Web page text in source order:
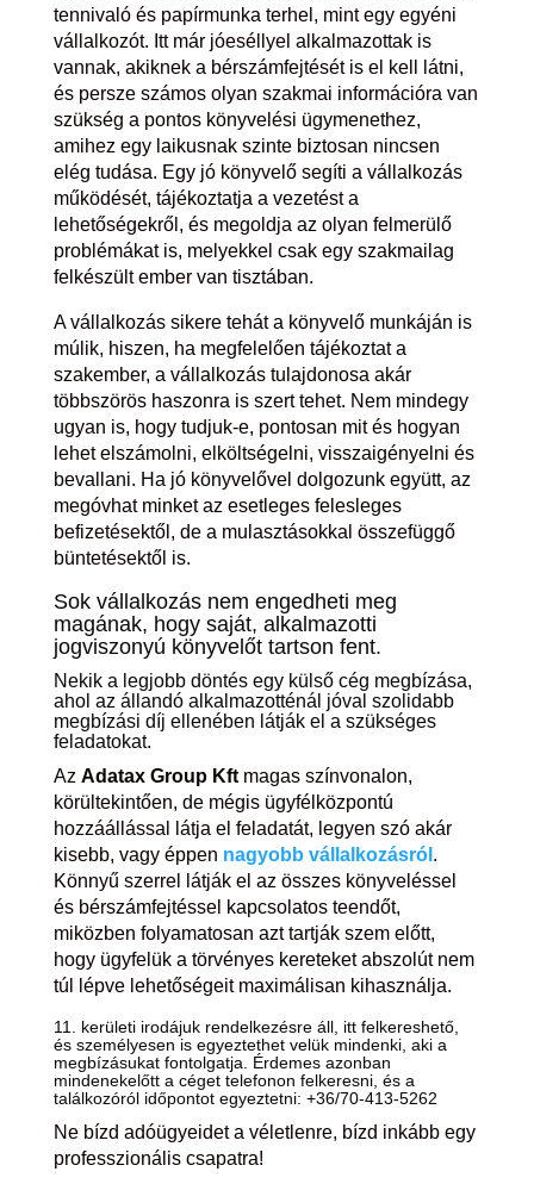
tennivaló és papírmunka terhel, mint egy egyéni
vállalkozót. Itt már jóeséllyel alkalmazottak is
vannak, akiknek a bérszámfejtését is el kell látni,
és persze számos olyan szakmai információra van
szükség a pontos könyvelési ügymenethez,
amihez egy laikusnak szinte biztosan nincsen
elég tudása. Egy jó könyvelő segíti a vállalkozás
működését, tájékoztatja a vezetést a
lehetőségekről, és megoldja az olyan felmerülő
problémákat is, melyekkel csak egy szakmailag
felkészült ember van tisztában.
A vállalkozás sikere tehát a könyvelő munkáján is
múlik, hiszen, ha megfelelően tájékoztat a
szakember, a vállalkozás tulajdonosa akár
többszörös haszonra is szert tehet. Nem mindegy
ugyan is, hogy tudjuk-e, pontosan mit és hogyan
lehet elszámolni, elköltségelni, visszaigényelni és
bevallani. Ha jó könyvelővel dolgozunk együtt, az
megóvhat minket az esetleges felesleges
befizetésektől, de a mulasztásokkal összefüggő
büntetésektől is.
Sok vállalkozás nem engedheti meg
magának, hogy saját, alkalmazotti
jogviszonyú könyvelőt tartson fent.
Nekik a legjobb döntés egy külső cég megbízása,
ahol az állandó alkalmazotténál jóval szolidabb
megbízási díj ellenében látják el a szükséges
feladatokat.
Az Adatax Group Kftmagas színvonalon,
körültekintően, de mégis ügyfélközpontú
hozzáállással látja el feladatát, legyen szó akár
kisebb, vagy éppen nagyobb vállalkozásról .
Könnyű szerrel látják el az összes könyveléssel
és bérszámfejtéssel kapcsolatos teendőt,
miközben folyamatosan azt tartják szem előtt,
hogy ügyfelük a törvényes kereteket abszolút nem
túl lépve lehetőségeit maximálisan kihasználja.
11. kerületi irodájuk rendelkezésre áll, itt felkereshető,
és személyesen is egyeztethet velük mindenki, aki a
megbízásukat fontolgatja. Érdemes azonban
mindenekelőtt a céget telefonon felkeresni, és a
találkozóról időpontot egyeztetni: +36/70-413-5262
Ne bízd adóügyeidet a véletlenre, bízd inkább egy
professzionális csapatra!